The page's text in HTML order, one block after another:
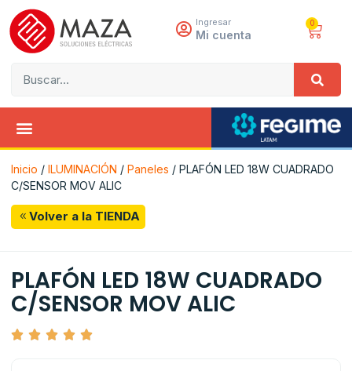
Ingresar
Mi cuenta
0
Inicio / ILUMINACIÓN / Paneles / PLAFÓN LED 18W CUADRADO
C/SENSOR MOV ALIC
Volver a la TIENDA
PLAFÓN LED 18W CUADRADO
C/SENSOR MOV ALIC